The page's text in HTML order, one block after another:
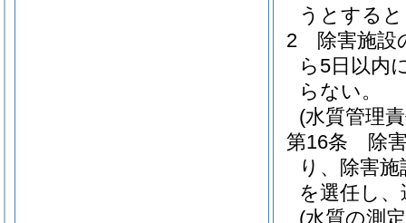
うとする
2
除害施設
ら5日以内
らない。
(水質管理
第16条
除
り、除害
を選任し
(水質の測